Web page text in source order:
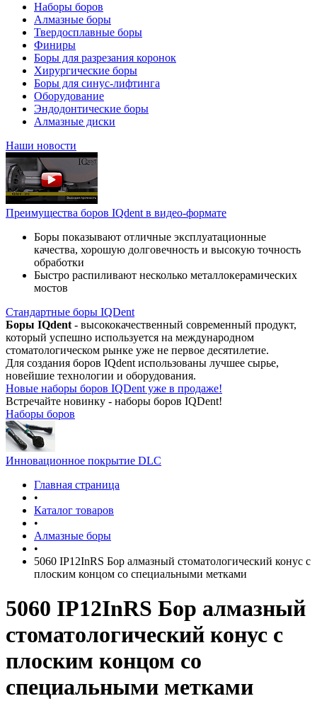
Наборы боров
Алмазные боры
Твердосплавные боры
Финиры
Боры для разрезания коронок
Хирургические боры
Боры для синус-лифтинга
Оборудование
Эндодонтические боры
Алмазные диски
Наши новости
Преимущества боров IQdent в видео-формате
Боры показывают отличные эксплуатационные
качества, хорошую долговечность и высокую точность
обработки
Быстро распиливают несколько металлокерамических
мостов
Стандартные боры IQDent
Боры IQdent - высококачественный современный продукт,
который успешно используется на международном
стоматологическом рынке уже не первое десятилетие.
Для создания боров IQdent использованы лучшее сырье,
новейшие технологии и оборудования.
Новые наборы боров IQDent уже в продаже!
Встречайте новинку - наборы боров IQDent!
Наборы боров
Инновационное покрытие DLC
Главная страница
•
Каталог товаров
•
Алмазные боры
•
5060 IP12InRS Бор алмазный стоматологический конус с
плоским концом со специальными метками
5060 IP12InRS Бор алмазный
стоматологический конус с
плоским концом со
специальными метками